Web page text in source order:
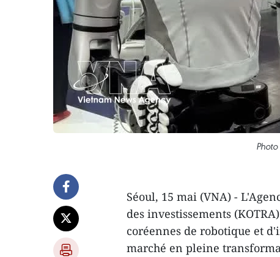
Séoul, 15 mai (VNA) -
des investissements
coréennes de robotique et
marché en pleine